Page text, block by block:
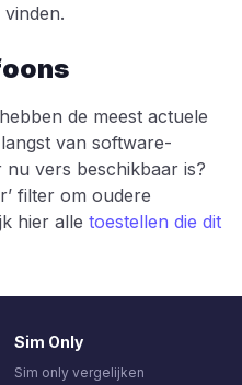
de meest actuele
van software-
nu vers beschikbaar is?
filter om oudere
hier alle toestellen die dit
Sim Only
Sim only vergelijken